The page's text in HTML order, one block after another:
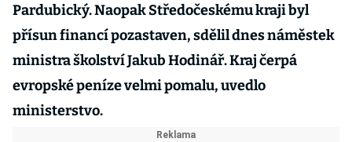
Pardubický. Naopak Středočeskému kraji byl
přísun financí pozastaven, sdělil dnes náměstek
ministra školství Jakub Hodinář. Kraj čerpá
evropské peníze velmi pomalu, uvedlo
ministerstvo.